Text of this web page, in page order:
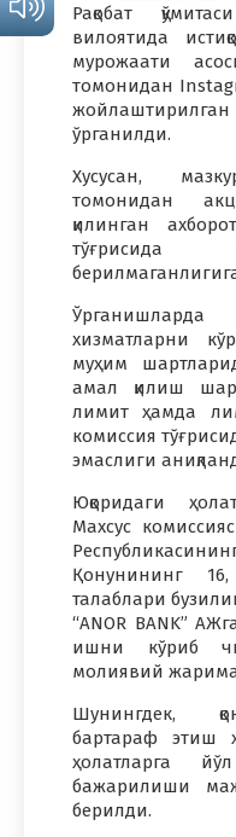
Рақобат
вилоятида
мурожаати
томонидан
ўрганилди.
Хусусан,
томонидан
қилинган
тўғрисида
хизматларни
муҳим
амал қилиш
лимит ҳамда
комиссия
эмаслиги
Юқоридаги
Махсус
Қонунининг
талаблари
“ANOR BANK”
ишни кўриб
молиявий жарима
Шунингдек,
бартараф этиш
ҳолатларга
бажарилиши
берилди.